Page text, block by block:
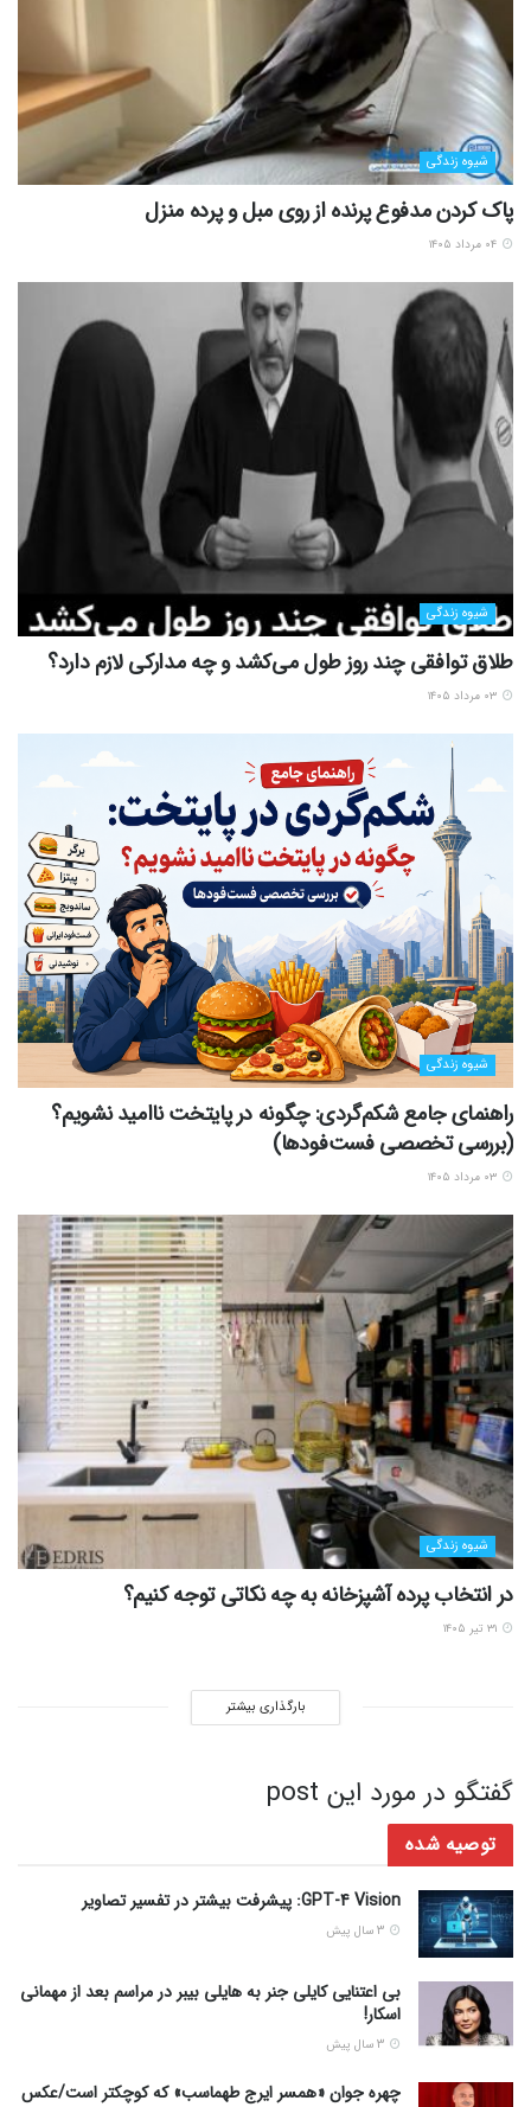
شیوه زندگی
پاک کردن مدفوع پرنده از روی مبل و پرده منزل
شیوه زندگی
طلاق توافقی چند روز طول می‌کشد و چه مدارکی لازم دارد؟
شیوه زندگی
راهنمای جامع شکم‌گردی: چگونه در پایتخت ناامید نشویم؟
(بررسی تخصصی فست‌فودها)
شیوه زندگی
در انتخاب پرده آشپزخانه به چه نکاتی توجه کنیم؟
بارگذاری بیشتر
گفتگو در مورد این post
توصیه شده
GPT-4 Vision: پیشرفت بیشتر در تفسیر تصاویر
بی اعتنایی کایلی جنر به هایلی بیبر در مراسم بعد از مهمانی
اسکار!
چهره جوان «همسر ایرج طهماسب» که کوچکتر است/عکس